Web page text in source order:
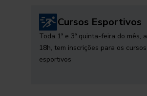
Cursos Esportivos
Toda 1ª e 3ª quinta-feira do mês,
18h, tem inscrições para os
esportivos